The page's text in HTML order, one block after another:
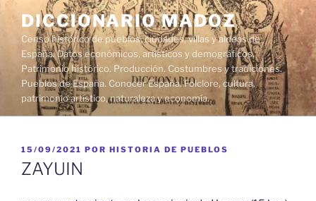
contenido
DICCIONARIO MADOZ
Censo histórico de pueblos, ciudades, villas y aldeas de
España. Datos económicos, artísticos y demográficos.
Patrimonio histórico. Producción. Costumbres y tradiciones.
Pueblos de España. Conocer España. Folclore, cultura,
patrimonio artístico, naturaleza y economía.
PUBLICADO
EL
15/09/2021 POR HISTORIA DE PUEBLOS
ZAYUIN